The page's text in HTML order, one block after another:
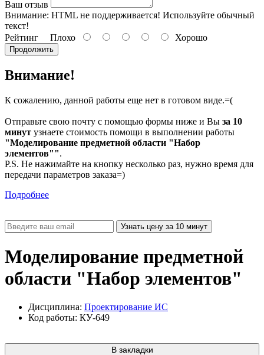
Ваш отзыв
Внимание: HTML не поддерживается! Используйте обычный
текст!
Рейтинг Плохо Хорошо
Продолжить
Внимание!
К сожалению, данной работы еще нет в готовом виде.=(
Отправьте свою почту с помощью формы ниже и Вы за 10
минут узнаете стоимость помощи в выполнении работы
"Моделирование предметной области "Набор
элементов"".
P.S. Не нажимайте на кнопку несколько раз, нужно время для
передачи параметров заказа=)
Подробнее
Моделирование предметной
области "Набор элементов"
Дисциплина: Проектирование ИС
Код работы: КУ-649
В закладки